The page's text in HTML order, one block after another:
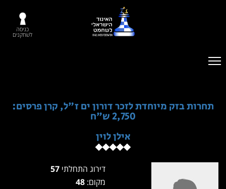
כניסה
לשחקנים
תחרות בזק מיוחדת לזכר דורון ים ז"ל, קרן פרסים:
2,750 ש"ח
אילן לוין
דירוג התחלתי
מקום: